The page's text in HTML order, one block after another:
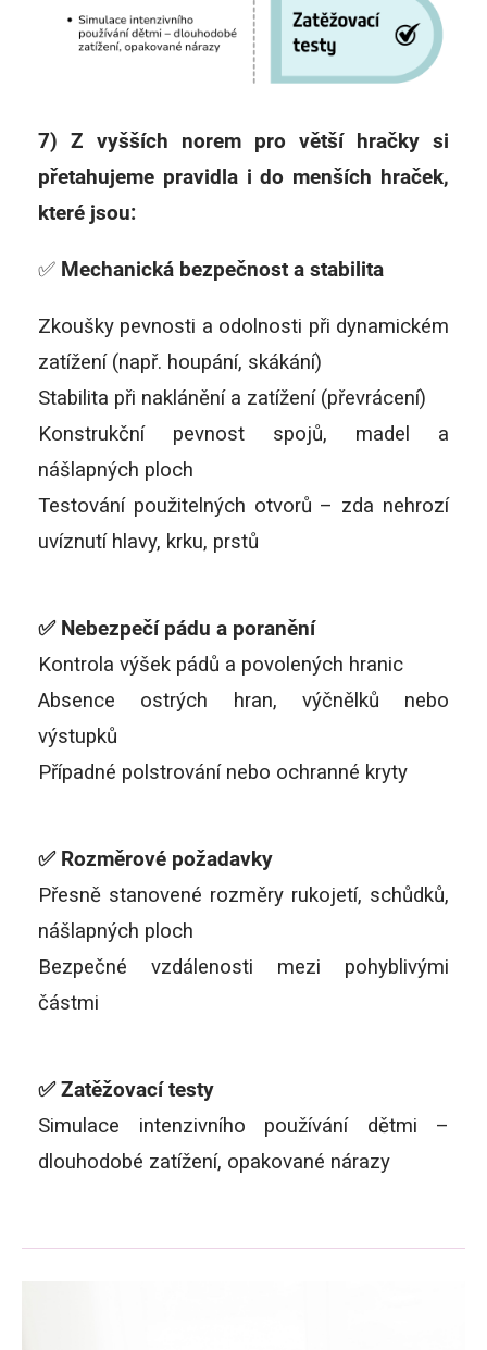
7) Z vyšších norem pro větší hračky si
přetahujeme pravidla i do menších hraček,
které jsou:
✅ Mechanická bezpečnost a stabilita
Zkoušky pevnosti a odolnosti při dynamickém
zatížení (např. houpání, skákání)
Stabilita při naklánění a zatížení (převrácení)
Konstrukční pevnost spojů, madel a
nášlapných ploch
Testování použitelných otvorů – zda nehrozí
uvíznutí hlavy, krku, prstů
✅ Nebezpečí pádu a poranění
Kontrola výšek pádů a povolených hranic
Absence ostrých hran, výčnělků nebo
výstupků
Případné polstrování nebo ochranné kryty
✅ Rozměrové požadavky
Přesně stanovené rozměry rukojetí, schůdků,
nášlapných ploch
Bezpečné vzdálenosti mezi pohyblivými
částmi
✅ Zatěžovací testy
Simulace intenzivního používání dětmi –
dlouhodobé zatížení, opakované nárazy